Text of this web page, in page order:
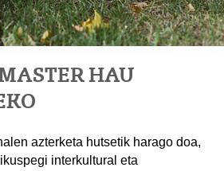
HAU
azterketa hutsetik harago doa,
interkultural eta